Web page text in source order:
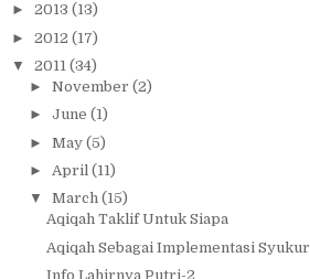
► 2013 (13)
► 2012 (17)
▼ 2011 (34)
► November (2)
► June (1)
► May (5)
► April (11)
▼ March (15)
Aqiqah Taklif Untuk Siapa
Aqiqah Sebagai Implementasi Syukur
Info Lahirnya Putri-2